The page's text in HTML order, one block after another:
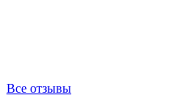
Все отзывы